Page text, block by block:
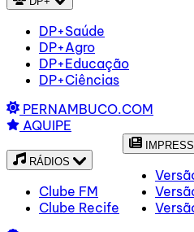
DP+Saúde
DP+Agro
DP+Educação
DP+Ciências
PERNAMBUCO.COM
AQUIPE
RÁDIOS
Clube FM
Clube Recife